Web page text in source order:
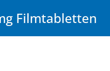
Filmtabletten